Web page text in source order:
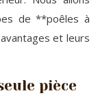
de **poêles à
et leurs
pièce